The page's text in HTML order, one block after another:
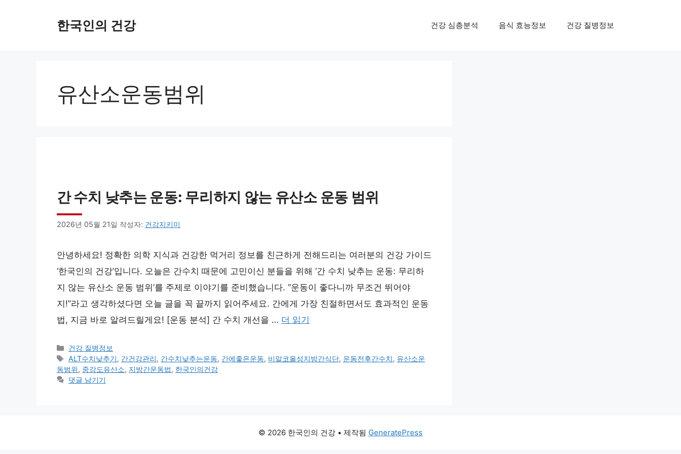
한국인의 건강 건강 심층분석 음식 효능정보 건강 질병정보
유산소운동범위
간 수치 낮추는 운동: 무리하지 않는 유산소 운동 범위
2026년 05월 21일 작성자: 건강지키미
안녕하세요! 정확한 의학 지식과 건강한 먹거리 정보를 친근하게 전해드리는 여러분의 건강 가이드
‘한국인의 건강’입니다. 오늘은 간수치 때문에 고민이신 분들을 위해 ‘간 수치 낮추는 운동: 무리하
지 않는 유산소 운동 범위’를 주제로 이야기를 준비했습니다. “운동이 좋다니까 무조건 뛰어야
지!”라고 생각하셨다면 오늘 글을 꼭 끝까지 읽어주세요. 간에게 가장 친절하면서도 효과적인 운동
법, 지금 바로 알려드릴게요! [운동 분석] 간 수치 개선을 … 더 읽기
카
테
고
리
건강 질병정보
태
그
ALT수치낮추기, 간건강관리, 간수치낮추는운동, 간에좋은운동, 비알코올성지방간식단, 운동전후간수치, 유산소운
동범위, 중강도유산소, 지방간운동법, 한국인의건강
댓글 남기기
© 2026 한국인의 건강 • 제작됨 GeneratePress